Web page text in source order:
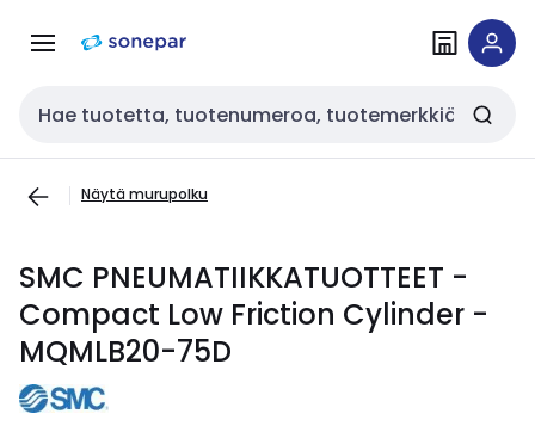
navigointiinsisältöön
Haku
Näytä murupolku
SMC PNEUMATIIKKATUOTTEET -
Compact Low Friction Cylinder -
MQMLB20-75D